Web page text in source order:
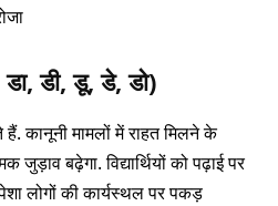
डा, डी, डू, डे, डो)
मामलों में राहत मिलने के
बढ़ेगा. विद्यार्थियों को पढ़ाई पर
लोगों की कार्यस्थल पर पकड़